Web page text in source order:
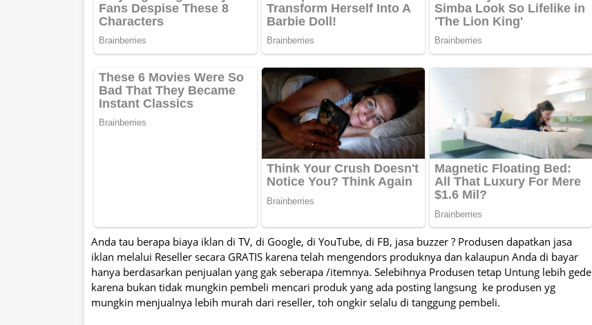
Anda tau berapa biaya iklan di TV, di Google, di YouTube, di FB, jasa buzzer ? Produsen dapatkan jasa
iklan melalui Reseller secara GRATIS karena telah mengendors produknya dan kalaupun Anda di bayar
hanya berdasarkan penjualan yang gak seberapa /itemnya. Selebihnya Produsen tetap Untung lebih gede
karena bukan tidak mungkin pembeli mencari produk yang ada posting langsung ke produsen yg
mungkin menjualnya lebih murah dari reseller, toh ongkir selalu di tanggung pembeli.